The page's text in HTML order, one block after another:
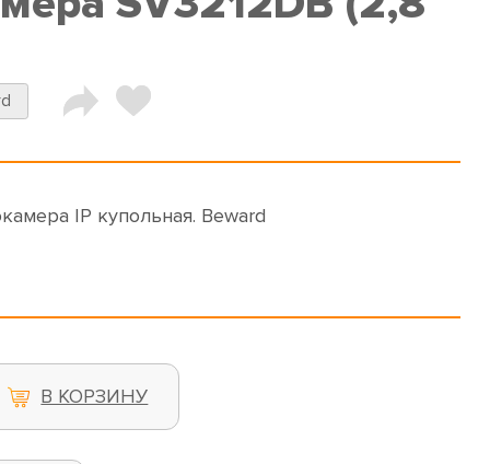
IP купольная. Beward
В КОРЗИНУ